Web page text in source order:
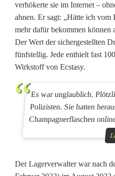
m
p
a
g
n
Z
verhökerte sie im Internet –
ahnen. Er sagt: „Hätte ich vom
mehr dafür bekommen können
Der Wert der sichergestellten
fünfstellig. Jede enthielt fast
Wirkstoff von Ecstasy.
Es war unglaublich.
Polizisten. Sie hatten
Champagnerflaschen
Der Lagerverwalter war nach